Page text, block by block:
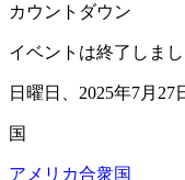
カウントダウン
イベントは終了しま
日曜日、2025年7月
国
アメリカ合衆国